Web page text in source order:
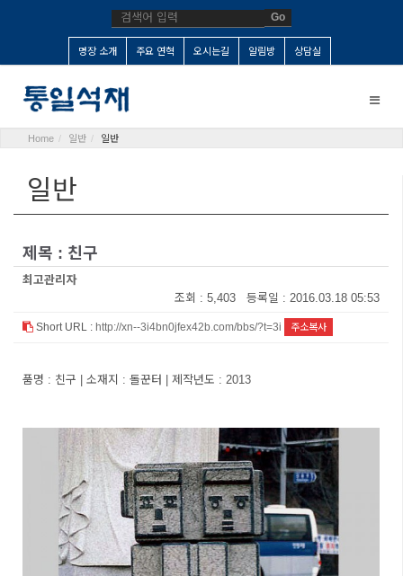
Go
명장 소개 주요 연혁 오시는길 알림방 상담실
Toggle
Home 일반 일반
일반
제목 : 친구
최고관리자
조회 : 5,403 등록일 : 2016.03.18 05:53
Short URL : http://xn--3i4bn0jfex42b.com/bbs/?t=3i 주소복사
품명 : 친구 | 소재지 : 돌꾼터 | 제작년도 : 2013